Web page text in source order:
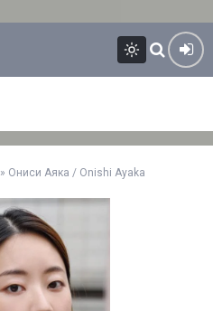
» Ониси Аяка / Onishi Ayaka